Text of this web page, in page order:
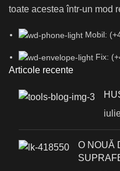
toate acestea într-un mod
Mobil:
Fix:
Articole recente
О NOUĂ